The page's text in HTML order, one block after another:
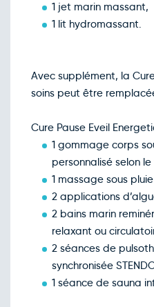
1 jet marin massant,
1 lit hydromassant.
Avec supplément, la
soins peut être
Cure Pause Eveil
1 gommage corps
personnalisé selon
1 massage sous
2 applications
2 bains marin
relaxant ou
2 séances de
synchronisée
1 séance de sauna